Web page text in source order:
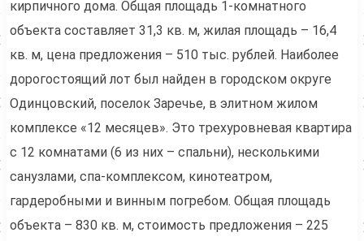
кирпичного дома. Общая площадь 1-комнатного
объекта составляет 31,3 кв. м, жилая площадь – 16,4
кв. м, цена предложения – 510 тыс. рублей. Наиболее
дорогостоящий лот был найден в городском округе
Одинцовский, поселок Заречье, в элитном жилом
комплексе «12 месяцев». Это трехуровневая квартира
с 12 комнатами (6 из них – спальни), несколькими
санузлами, спа-комплексом, кинотеатром,
гардеробными и винным погребом. Общая площадь
объекта – 830 кв. м, стоимость предложения – 225